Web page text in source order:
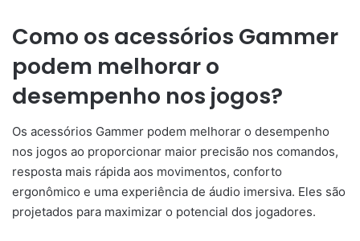
Como os acessórios Gammer
podem melhorar o
desempenho nos jogos?
Os acessórios Gammer podem melhorar o desempenho
nos jogos ao proporcionar maior precisão nos comandos,
resposta mais rápida aos movimentos, conforto
ergonômico e uma experiência de áudio imersiva. Eles são
projetados para maximizar o potencial dos jogadores.